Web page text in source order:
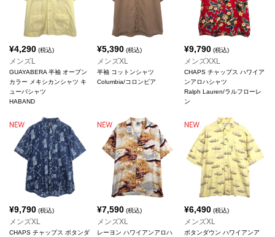
¥4,290 (税込)
メンズL
GUAYABERA 半袖 オープン
カラー メキシカンシャツ キ
ューバシャツ
HABAND
¥5,390(税込)
メンズXL
半袖 コットンシャツ
Columbia/コロンビア
¥9,790 (税込)
メンズXXL
CHAPS チャップス ハワイア
ンアロハシャツ
Ralph Lauren/ラルフローレ
ン
¥9,790 (税込)
メンズXL
CHAPS チャップス ボタンダ
¥7,590(税込)
メンズXL
レーヨン ハワイアンアロハ
¥6,490 (税込)
メンズXL
ボタンダウン ハワイアンア